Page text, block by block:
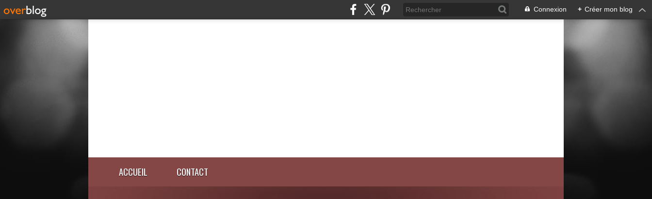
Connexion + Créer mon blog
ACCUEIL CONTACT